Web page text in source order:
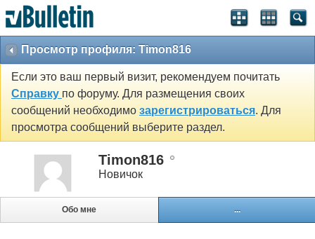
Просмотр профиля: Timon816
Если это ваш первый визит, рекомендуем почитать
Справку по форуму. Для размещения своих
сообщений необходимо зарегистрироваться. Для
просмотра сообщений выберите раздел.
Timon816
Новичок
Обо мне ...